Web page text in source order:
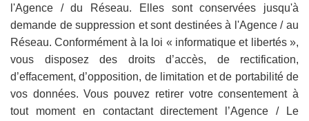
l'Agence / du Réseau. Elles sont conservées jusqu'à
demande de suppression et sont destinées à l'Agence / au
Réseau. Conformément à la loi « informatique et libertés »,
vous disposez des droits d’accès, de rectification,
d’effacement, d’opposition, de limitation et de portabilité de
vos données. Vous pouvez retirer votre consentement à
tout moment en contactant directement l’Agence / Le